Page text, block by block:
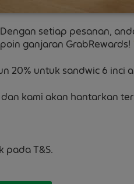
setiap pesanan,
ganjaran GrabRewards!
20% untuk sandwic 6 inci
kami akan hantarkan
pada T&S.